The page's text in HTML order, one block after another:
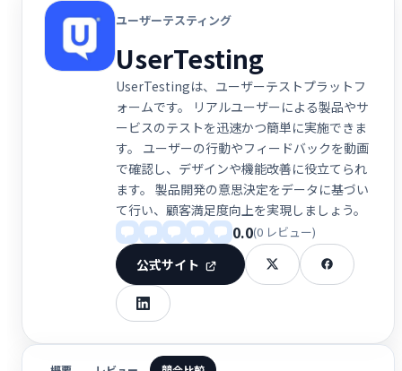
ユーザーテスティング
UserTesting
UserTestingは、ユーザーテストプラットフ
ォームです。 リアルユーザーによる製品やサ
ービスのテストを迅速かつ簡単に実施できま
す。 ユーザーの行動やフィードバックを動画
で確認し、デザインや機能改善に役立てられ
ます。 製品開発の意思決定をデータに基づい
て行い、顧客満足度向上を実現しましょう。
0.0(0 レビュー)
公式サイト